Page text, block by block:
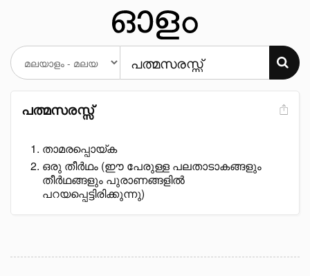
പത്മസരസ്സ്
താമരപ്പൊയ്ക
ഒരു തീർഥം (ഈ പേരുള്ള പലതാടാകങ്ങളും
തീർഥങ്ങളും പുരാണങ്ങളിൽ
പറയപ്പെട്ടിരിക്കുന്നു)